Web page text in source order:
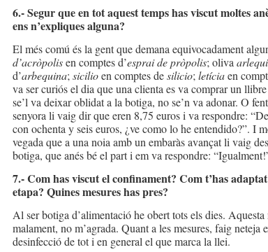
6.- Segur que en tot aquest temps has viscut moltes
ens n’expliques alguna?
El més comú és la gent que demana equivocadament
d’acròpolisen comptes d’esprai de pròpolis; oliva
d’arbequina; sicilioen comptes desilicio; letíciaen
va ser curiós el dia que una clienta es va comprar un
se’l va deixar oblidat a la botiga, no se’n va adonar. O
senyora li vaig dir que eren 8,75 euros i va respondre:
con ochenta y seis euros, ¿ve como lo he entendido?”. I
vegada que a una noia amb un embaràs avançat li vaig
botiga, que anés bé el part i em va respondre:
7.- Com has viscut el confinament? Com t’has
etapa? Quines mesures has pres?
Al ser botiga d’alimentació he obert tots els dies.
malament, no m’agrada. Quant a les mesures, faig neteja
desinfecció de tot i en general el que marca la llei.